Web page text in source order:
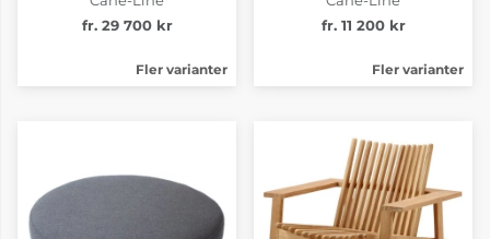
fr. 29 700 kr
Fler varianter
fr. 11 200 kr
Fler varianter